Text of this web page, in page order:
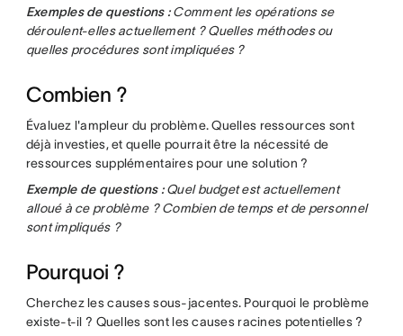
Exemples de questions :Comment les opérations se
déroulent-elles actuellement ? Quelles méthodes ou
quelles procédures sont impliquées ?
Combien ?
Évaluez l'ampleur du problème. Quelles ressources sont
déjà investies, et quelle pourrait être la nécessité de
ressources supplémentaires pour une solution ?
Exemple de questions :Quel budget est actuellement
alloué à ce problème ? Combien de temps et de personnel
sont impliqués ?
Pourquoi ?
Cherchez les causes sous-jacentes. Pourquoi le problème
existe-t-il ? Quelles sont les causes racines potentielles ?